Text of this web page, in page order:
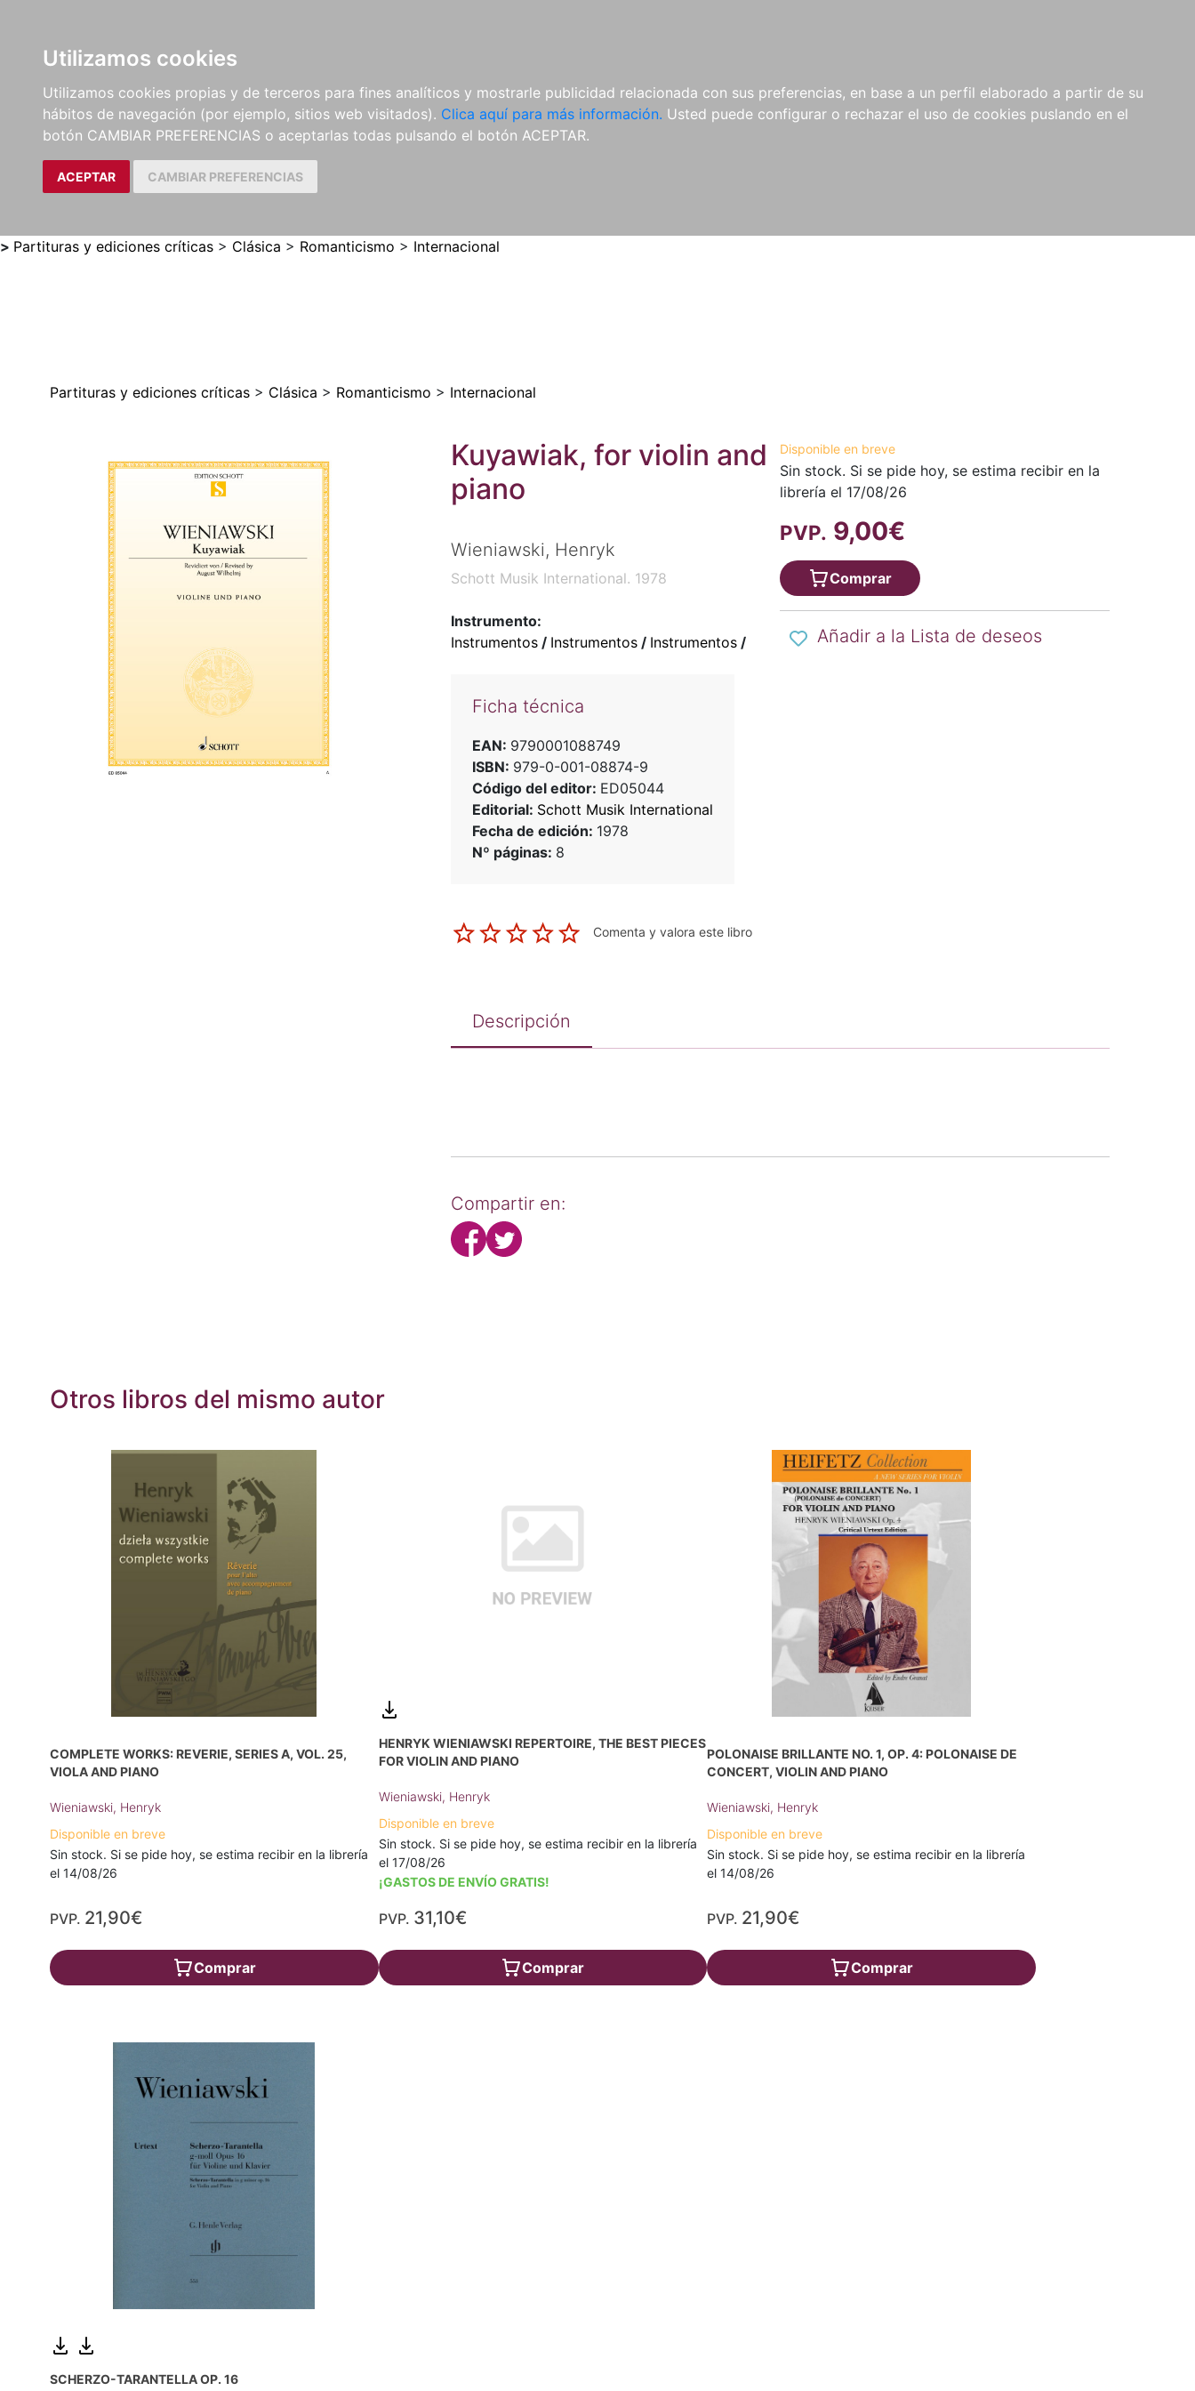
Utilizamos cookies
Utilizamos cookies propias y de terceros para fines analíticos y mostrarle publicidad relacionada con sus preferencias, en base a un perfil elaborado a partir de su
hábitos de navegación (por ejemplo, sitios web visitados). Clica aquí para más información. Usted puede configurar o rechazar el uso de cookies puslando en el
botón CAMBIAR PREFERENCIAS o aceptarlas todas pulsando el botón ACEPTAR.
ACEPTAR CAMBIAR PREFERENCIAS
LIBROS
MÉTODOS Y
EJERCICIOS
PARTITURAS Y EDICIONES
CRÍTICAS
REVISTAS
CDS Y
DVDS
MATERIAL
COMPLEMENTARIO
NOVEDADES NOTICIAS
COMPRAS
INSTITUCIONALES
> Partituras y ediciones críticas > Clásica > Romanticismo > Internacional
Partituras y ediciones críticas > Clásica > Romanticismo > Internacional
Kuyawiak, for violin and
piano
Wieniawski, Henryk
Schott Musik International. 1978
Instrumento:
Instrumentos/ Instrumentos/ Instrumentos/
Ficha técnica
EAN: 9790001088749
ISBN: 979-0-001-08874-9
Código del editor: ED05044
Editorial: Schott Musik International
Fecha de edición: 1978
Nº páginas: 8
Comenta y valora este libro
Disponible en breve
Sin stock. Si se pide hoy, se estima recibir en la
librería el 17/08/26
PVP. 9,00€
Comprar
Añadir a la Lista de deseos
Descripción
Compartir en:
Otros libros del mismo autor
COMPLETE WORKS: REVERIE, SERIES A, VOL. 25,
VIOLA AND PIANO
Wieniawski, Henryk
Disponible en breve
Sin stock. Si se pide hoy, se estima recibir en la librería
el 14/08/26
PVP. 21,90€
Comprar
HENRYK WIENIAWSKI REPERTOIRE, THE BEST PIECES
FOR VIOLIN AND PIANO
Wieniawski, Henryk
Disponible en breve
Sin stock. Si se pide hoy, se estima recibir en la librería
el 17/08/26
¡GASTOS DE ENVÍO GRATIS!
PVP. 31,10€
Comprar
POLONAISE BRILLANTE NO. 1, OP. 4: POLONAISE DE
CONCERT, VIOLIN AND PIANO
Wieniawski, Henryk
Disponible en breve
Sin stock. Si se pide hoy, se estima recibir en la librería
el 14/08/26
PVP. 21,90€
Comprar
SCHERZO-TARANTELLA OP. 16